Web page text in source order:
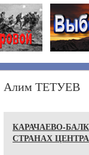
Алим ТЕТУЕВ
КАРАЧАЕВО-
СТРАНАХ